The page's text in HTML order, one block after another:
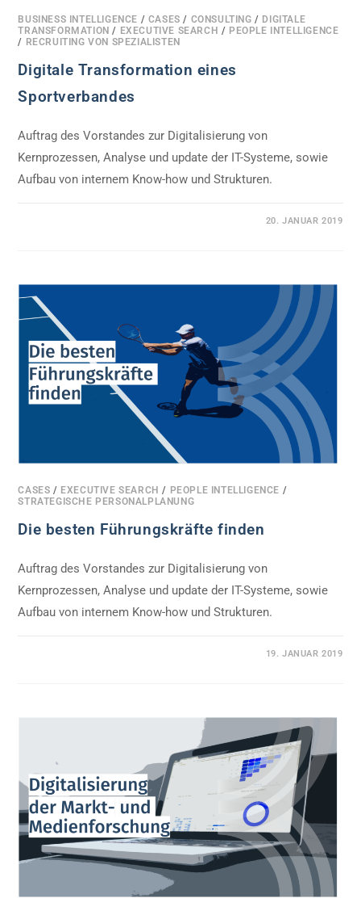
BUSINESS INTELLIGENCE / CASES / CONSULTING / DIGITALE
TRANSFORMATION / EXECUTIVE SEARCH / PEOPLE INTELLIGENCE
/ RECRUITING VON SPEZIALISTEN
Digitale Transformation eines
Sportverbandes
Auftrag des Vorstandes zur Digitalisierung von
Kernprozessen, Analyse und update der IT-Systeme, sowie
Aufbau von internem Know-how und Strukturen.
20. JANUAR 2019
CASES / EXECUTIVE SEARCH / PEOPLE INTELLIGENCE /
STRATEGISCHE PERSONALPLANUNG
Die besten Führungskräfte finden
Auftrag des Vorstandes zur Digitalisierung von
Kernprozessen, Analyse und update der IT-Systeme, sowie
Aufbau von internem Know-how und Strukturen.
19. JANUAR 2019